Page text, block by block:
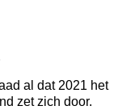
al dat 2021 het
zet zich door.